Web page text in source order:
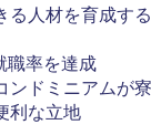
人材を育成す
職率を達成
ンドミニアムが
利な立地